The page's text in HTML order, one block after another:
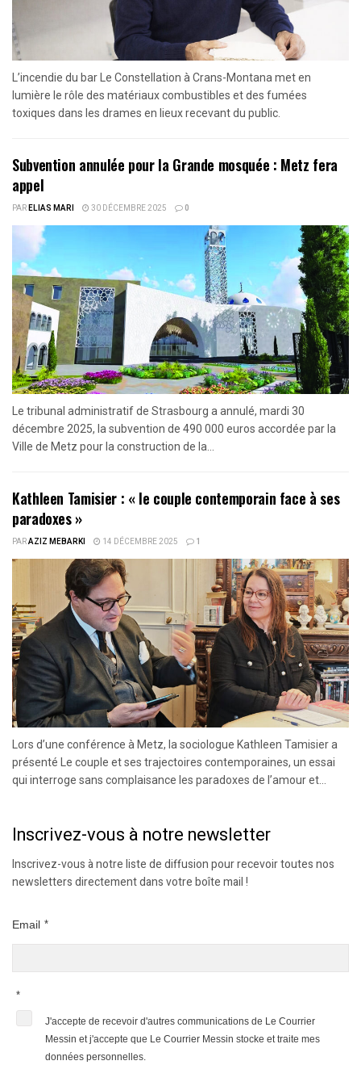
L’incendie du bar Le Constellation à Crans-Montana met en
lumière le rôle des matériaux combustibles et des fumées
toxiques dans les drames en lieux recevant du public.
Subvention annulée pour la Grande mosquée : Metz fera
appel
PARELIAS MARI 30 DÉCEMBRE 2025 0
Le tribunal administratif de Strasbourg a annulé, mardi 30
décembre 2025, la subvention de 490 000 euros accordée par la
Ville de Metz pour la construction de la...
Kathleen Tamisier : « le couple contemporain face à ses
paradoxes »
PARAZIZ MEBARKI 14 DÉCEMBRE 2025 1
Lors d’une conférence à Metz, la sociologue Kathleen Tamisier a
présenté Le couple et ses trajectoires contemporaines, un essai
qui interroge sans complaisance les paradoxes de l’amour et...
Inscrivez-vous à notre newsletter
Inscrivez-vous à notre liste de diffusion pour recevoir toutes nos
newsletters directement dans votre boîte mail !
Email *
*
J'accepte de recevoir d'autres communications de Le Courrier
Messin et j'accepte que Le Courrier Messin stocke et traite mes
données personnelles.